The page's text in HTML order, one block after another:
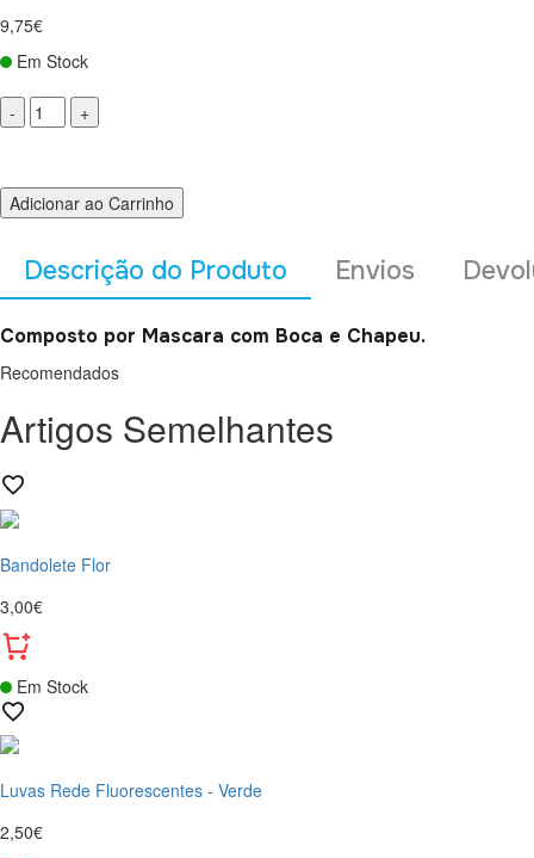
9,75€
Em Stock
Adicionar ao Carrinho
Descrição do Produto Envios
Composto por Mascara com Boca e Chapeu.
Recomendados
Artigos Semelhantes
Bandolete Flor
3,00€
Em Stock
Luvas Rede Fluorescentes - Verde
2,50€